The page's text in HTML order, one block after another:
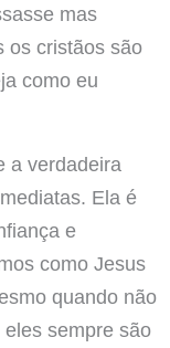
mas
os cristãos são
como eu
a verdadeira
Ela é
e
como Jesus
quando não
sempre são